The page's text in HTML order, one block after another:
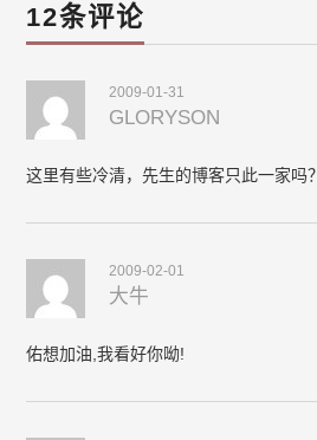
12条评论
2009-01-31
GLORYSON
这里有些冷清，先生的博客只此一家吗？
2009-02-01
大牛
佑想加油,我看好你呦!